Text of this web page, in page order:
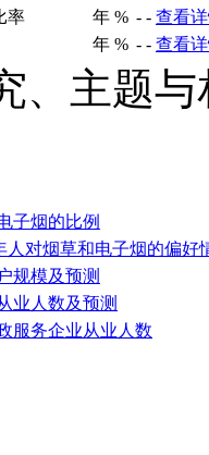
率
年 % - - 查看
年 % - - 查看
、主题
子烟的比例
人对烟草和电子烟的偏好
规模及预测
业人数及预测
服务企业从业人数